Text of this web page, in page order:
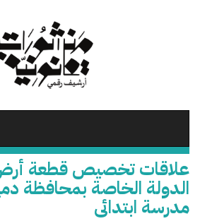
علاقات تخصيص قطعة
الدولة الخاصة بمحافظة
مدرسة ابتدائى